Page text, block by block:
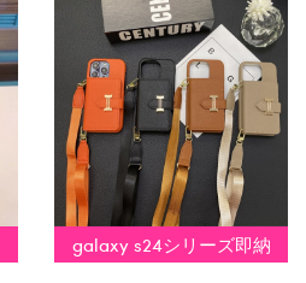
galaxy s24シリーズ即納